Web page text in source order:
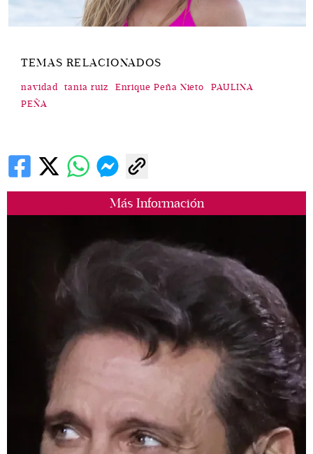
Más Información
TEMAS RELACIONADOS
navidad tania ruiz Enrique Peña Nieto
PAULINA
PEÑA